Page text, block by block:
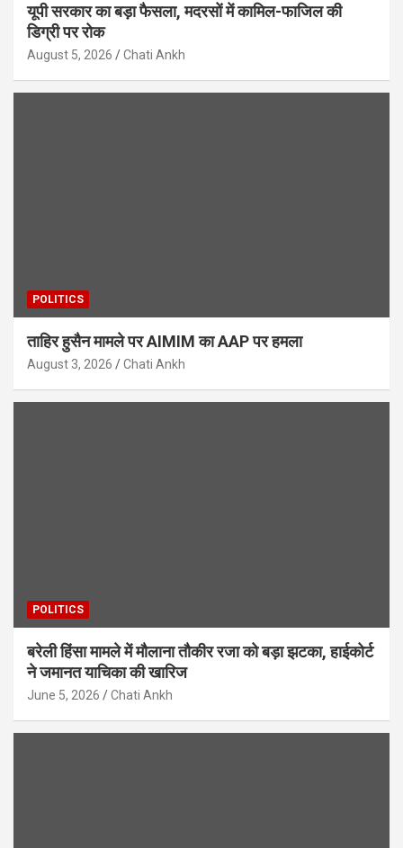
यूपी सरकार का बड़ा फैसला, मदरसों में कामिल-फाजिल की
डिग्री पर रोक
August 5, 2026 Chati Ankh
POLITICS
ताहिर हुसैन मामले पर AIMIM का AAP पर हमला
August 3, 2026 Chati Ankh
POLITICS
बरेली हिंसा मामले में मौलाना तौकीर रजा को बड़ा झटका, हाईकोर्ट
ने जमानत याचिका की खारिज
June 5, 2026 Chati Ankh